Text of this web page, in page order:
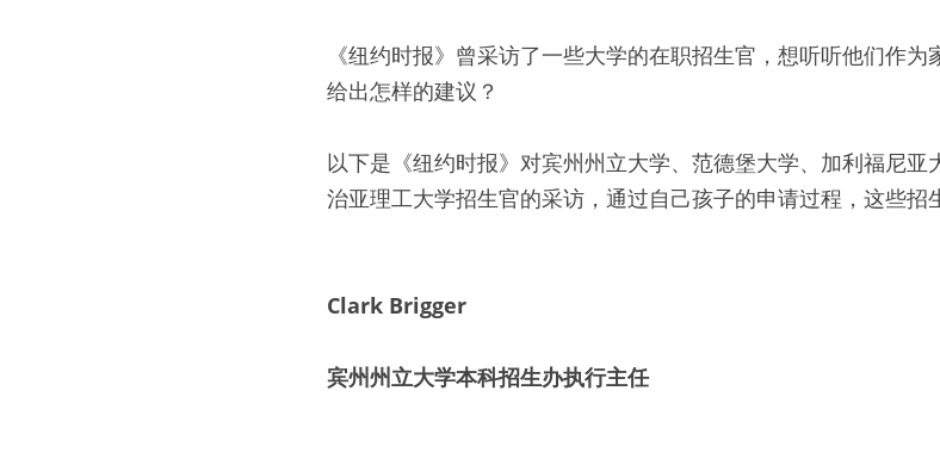
《纽约时报》曾采访了一些大学的在职招生官，想听听他们作
给出怎样的建议？
以下是《纽约时报》对宾州州立大学、范德堡大学、加利福尼
治亚理工大学招生官的采访，通过自己孩子的申请过程，这些招
Clark Brigger
宾州州立大学本科招生办执行主任